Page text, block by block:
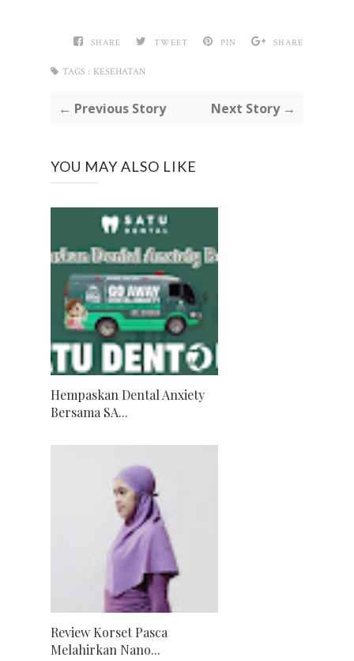
SHARE TWEET PIN SHARE
TAGS : KESEHATAN
← Previous Story Next Story →
YOU MAY ALSO LIKE
Hempaskan Dental Anxiety
Bersama SA...
Review Korset Pasca
Melahirkan Nano...